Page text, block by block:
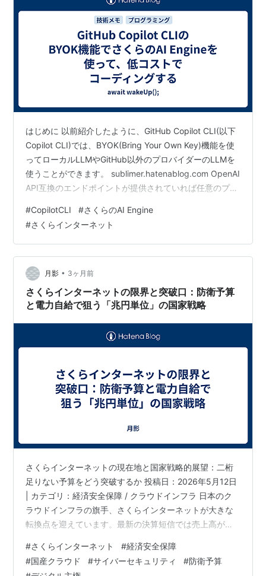
はじめに 以前紹介したように、GitHub Copilot CLI(以下
Copilot CLI)では、BYOK(Bring Your Own Key)機能を使
ってローカルLLMやGitHub以外のプロバイダーのLLMを
使うことができます。 sublimer.hatenablog.com OpenAI
API互換のエンドポイントが提供されていれば任意のプロ
試してみました。 この記事では、設定方法などを紹介し
ます。
#CopilotCLI #さくらのAI Engine
#さくらインターネット
月影 • 3ヶ月前
さくらインターネットの限界と突破口：防衛予算
と電力自給で狙う「兆円単位」の国家戦略
さくらインターネットの現在地と国家戦略的展望：二桁
足りない予算をどう突破するか 投稿日：2026年5月12日
| カテゴリ：経済安全保障 / クラウドインフラ 日本のク
ラウドインフラの旗手、さくらインターネットが大きな
転換点を迎えています。最新の決算短信では売上高が過
立ちますが、その足元には「光」と「影」が混在してい
ます。 1. 決算状況のまとめ 数字だけを見ると減益が目立
#さくらインターネット #経済安全保障
#国産クラウド #サイバーセキュリティ #防衛予算